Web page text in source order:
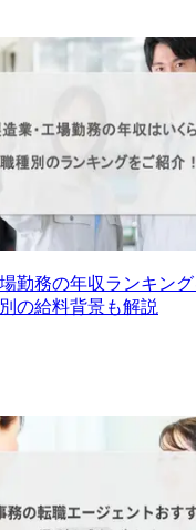
勤務の年収ランキン
の給料背景も解説